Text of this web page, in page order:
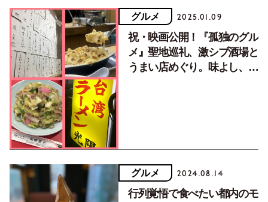
グルメ 2025.01.09
祝・映画公開！『孤独のグル
メ』聖地巡礼、激シブ酒場と
うまい店めぐり。味よし、雰
グルメ 2024.08.14
行列覚悟で食べたい都内のモ